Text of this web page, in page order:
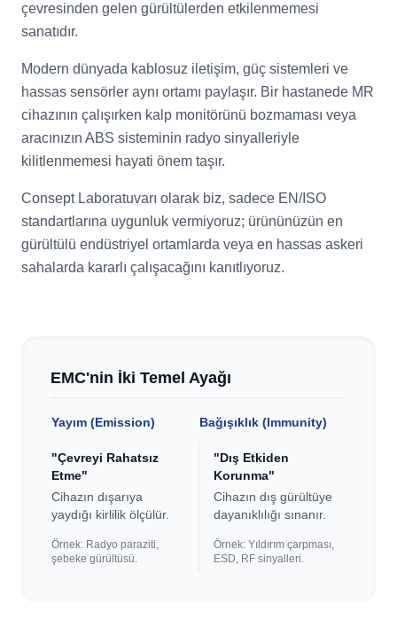
çevresinden gelen gürültülerden etkilenmemesi
sanatıdır.
Modern dünyada kablosuz iletişim, güç sistemleri ve
hassas sensörler aynı ortamı paylaşır. Bir hastanede MR
cihazının çalışırken kalp monitörünü bozmaması veya
aracınızın ABS sisteminin radyo sinyalleriyle
kilitlenmemesi hayati önem taşır.
Consept Laboratuvarı olarak biz, sadece EN/ISO
standartlarına uygunluk vermiyoruz; ürününüzün en
gürültülü endüstriyel ortamlarda veya en hassas askeri
sahalarda kararlı çalışacağını kanıtlıyoruz.
EMC'nin İki Temel Ayağı
Yayım (Emission) Bağışıklık (Immunity)
"Çevreyi Rahatsız
Etme"
Cihazın dışarıya
yaydığı kirlilik ölçülür.
"Dış Etkiden
Korunma"
Cihazın dış gürültüye
dayanıklılığı sınanır.
Örnek: Radyo paraziti,
şebeke gürültüsü.
Örnek: Yıldırım çarpması,
ESD, RF sinyalleri.